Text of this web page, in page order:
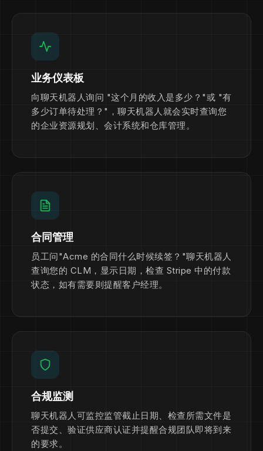
业务仪表板
向聊天机器人询问 "这个月的收入是多少？"或 "有
多少订单待处理？"，聊天机器人就会实时查询您
的企业资源规划、会计系统和仓库管理。
合同管理
员工问"Acme 的合同什么时候续签？"聊天机器人
查询您的 CLM，显示日期，检查 Stripe 中的付款
状态，如有需要则提醒客户经理。
合规监测
聊天机器人可监控监管截止日期、检查所需文件是
否提交、验证供应商认证并提醒合规团队即将到来
的要求。